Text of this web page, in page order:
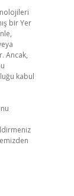
bir Yer
Ancak,
kabul